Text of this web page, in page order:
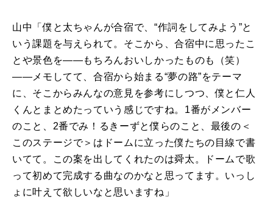
山中「僕と太ちゃんが合宿で、“作詞をしてみよう”と
いう課題を与えられて。そこから、合宿中に思ったこ
とや景色を――もちろんおいしかったものも（笑）
――メモしてて、合宿から始まる“夢の路”をテーマ
に、そこからみんなの意見を参考にしつつ、僕と仁人
くんとまとめたっていう感じですね。1番がメンバー
のこと、2番でみ！るきーずと僕らのこと、最後の＜
このステージで＞はドームに立った僕たちの目線で書
いてて。この案を出してくれたのは舜太。ドームで歌
って初めて完成する曲なのかなと思ってます。いっし
ょに叶えて欲しいなと思いますね」